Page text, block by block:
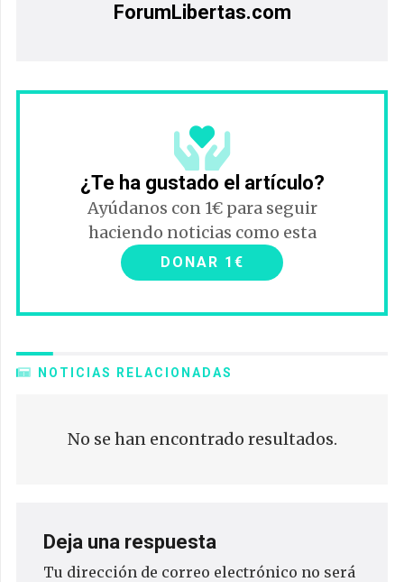
ForumLibertas.com
¿Te ha gustado el artículo?
Ayúdanos con 1€ para seguir
haciendo noticias como esta
DONAR 1€
NOTICIAS RELACIONADAS
No se han encontrado resultados.
Deja una respuesta
Tu dirección de correo electrónico no será